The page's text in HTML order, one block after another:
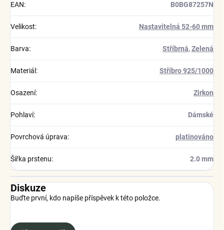
EAN: B0BG87257N
Velikost: Nastavitelná 52-60 mm
Barva: Stříbrná,Zelená
Materiál : Stříbro 925/1000
Osazení: Zirkon
Pohlaví: Dámské
Povrchová úprava: platinováno
Šířka prstenu: 2.0 mm
Diskuze
Buďte první, kdo napíše příspěvek k této položce.